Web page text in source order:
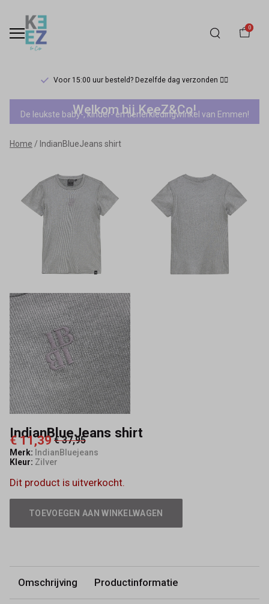
0
Voor 15:00 uur besteld? Dezelfde dag verzonden 🏃‍♀️
IndianBlueJeans
shirt
Keez&Co
Welkom bij KeeZ&Co!
De leukste baby-, kinder- en tienerkledingwinkel van Emmen!
Home IndianBlueJeans shirt
IndianBlueJeans shirt
€ 11,39 € 37,95
Merk: IndianBluejeans
Kleur: Zilver
Dit product is uitverkocht.
TOEVOEGEN AAN WINKELWAGEN
Omschrijving Productinformatie